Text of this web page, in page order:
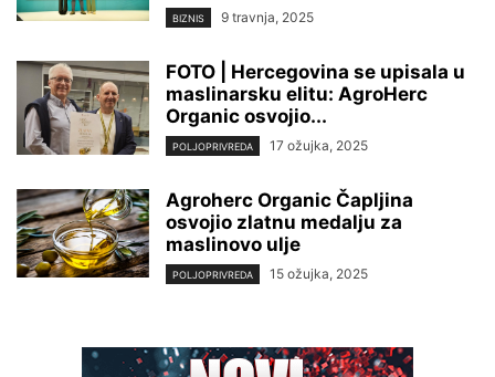
BIZNIS 9 travnja, 2025
FOTO | Hercegovina se upisala u
maslinarsku elitu: AgroHerc
Organic osvojio...
POLJOPRIVREDA 17 ožujka, 2025
Agroherc Organic Čapljina
osvojio zlatnu medalju za
maslinovo ulje
POLJOPRIVREDA 15 ožujka, 2025